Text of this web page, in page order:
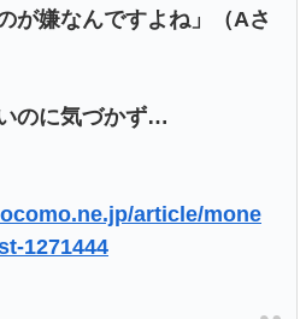
が嫌なんですよね」（Aさ
のに気づかず…
article/mone
1271444